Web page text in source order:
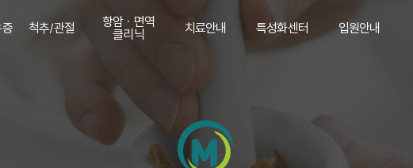
척추/관절
항암 · 면역
클리닉
치료안내 특성화센터 입원안내
클리닉
수술후재활
산재치료